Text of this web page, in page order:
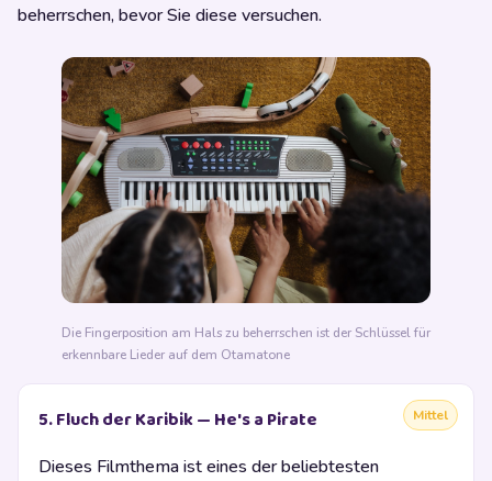
beherrschen, bevor Sie diese versuchen.
Die Fingerposition am Hals zu beherrschen ist der Schlüssel für
erkennbare Lieder auf dem Otamatone
Mittel
5. Fluch der Karibik — He's a Pirate
Dieses Filmthema ist eines der beliebtesten